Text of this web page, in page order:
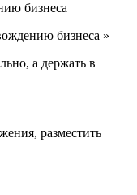
бизнеса »
а держать в
разместить